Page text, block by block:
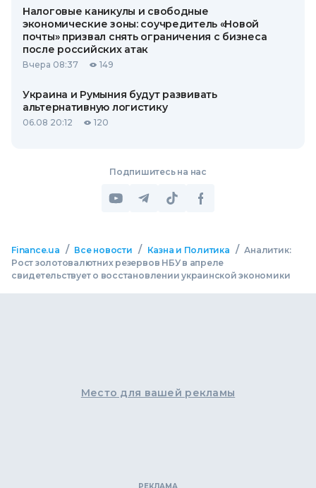
Налоговые каникулы и свободные
экономические зоны: соучредитель «Новой
почты» призвал снять ограничения с бизнеса
после российских атак
Вчера 08:37 149
Украина и Румыния будут развивать
альтернативную логистику
06.08 20:12 120
Подпишитесь на нас
Finance.ua / Все новости / Казна и Политика / Аналитик:
Рост золотовалютних резервов НБУ в апреле
свидетельствует о восстановлении украинской экономики
Место для вашей рекламы